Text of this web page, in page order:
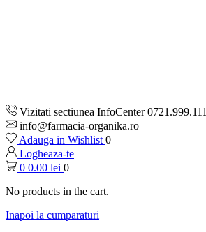
Vizitati sectiunea InfoCenter 0721.999.111
info@farmacia-organika.ro
Adauga in Wishlist 0
Logheaza-te
0 0.00 lei 0
No products in the cart.
Inapoi la cumparaturi